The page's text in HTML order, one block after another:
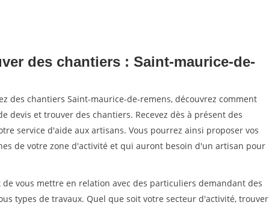
des chantiers : Saint-maurice-de-
des chantiers Saint-maurice-de-remens, découvrez comment
devis et trouver des chantiers. Recevez dès à présent des
service d'aide aux artisans. Vous pourrez ainsi proposer vos
de votre zone d'activité et qui auront besoin d'un artisan pour
vous mettre en relation avec des particuliers demandant des
types de travaux. Quel que soit votre secteur d'activité, trouver